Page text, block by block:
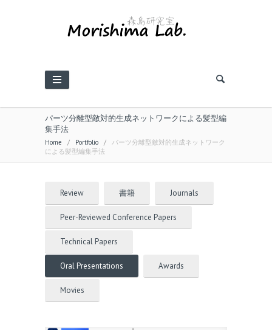
パーツ分離型敵対的生成ネットワークによる髪型編
集手法
Home / Portfolio / パーツ分離型敵対的生成ネットワーク
による髪型編集手法
Review 書籍 Journals
Peer-Reviewed Conference Papers
Technical Papers
Oral Presentations Awards
Movies